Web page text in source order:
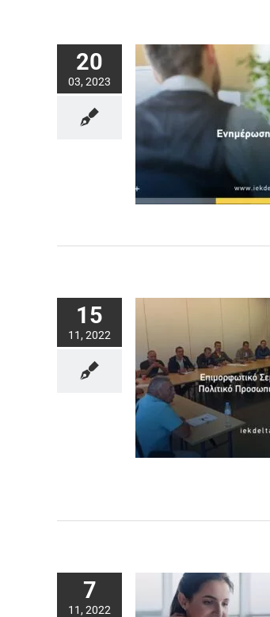
20
03, 2023
15
11, 2022
7
11, 2022